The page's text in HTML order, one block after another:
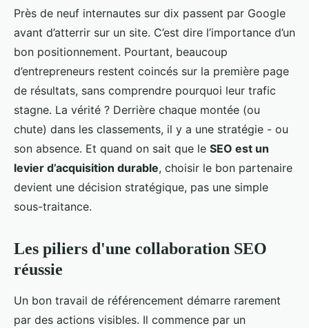
Près de neuf internautes sur dix passent par Google
avant d’atterrir sur un site. C’est dire l’importance d’un
bon positionnement. Pourtant, beaucoup
d’entrepreneurs restent coincés sur la première page
de résultats, sans comprendre pourquoi leur trafic
stagne. La vérité ? Derrière chaque montée (ou
chute) dans les classements, il y a une stratégie - ou
son absence. Et quand on sait que le SEO est un
levier d’acquisition durable, choisir le bon partenaire
devient une décision stratégique, pas une simple
sous-traitance.
Les piliers d'une collaboration SEO
réussie
Un bon travail de référencement démarre rarement
par des actions visibles. Il commence par un